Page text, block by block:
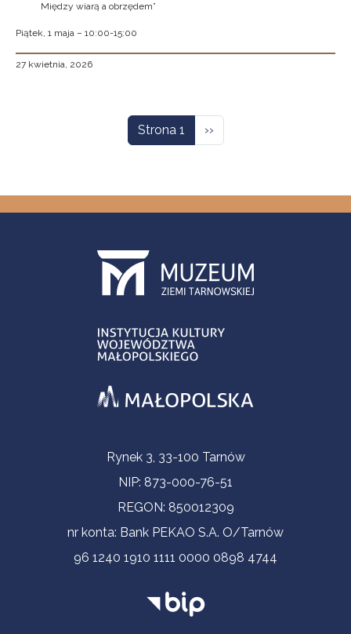
Między wiarą a obrzędem”
Piątek, 1 maja – 10:00-15:00
27 kwietnia, 2026
Strona 1 Następna strona
››
Informacje kontaktoweRynek 3, 33-100 Tarnów
NIP: 873-000-76-51
REGON: 850012309
nr konta: Bank PEKAO S.A. O/Tarnów
96 1240 1910 1111 0000 0898 4744